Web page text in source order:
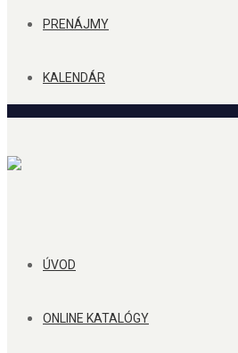
PRENÁJMY
KALENDÁR
ÚVOD
ONLINE KATALÓGY